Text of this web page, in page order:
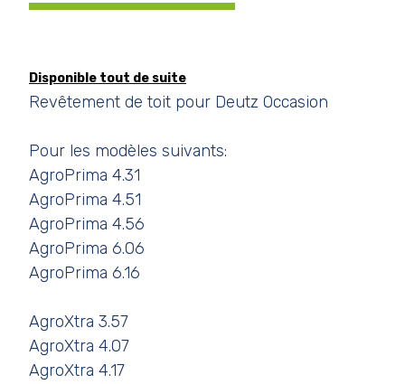
Disponible tout de suite
Revêtement de toit pour Deutz Occasion
Pour les modèles suivants:
AgroPrima 4.31
AgroPrima 4.51
AgroPrima 4.56
AgroPrima 6.06
AgroPrima 6.16
AgroXtra 3.57
AgroXtra 4.07
AgroXtra 4.17